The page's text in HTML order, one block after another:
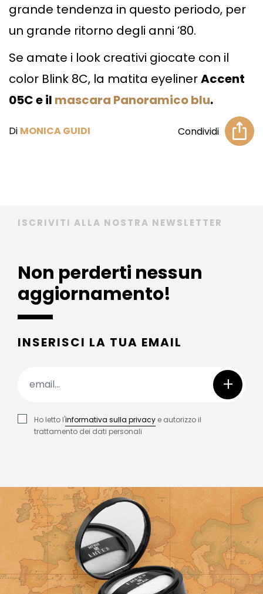
grande tendenza in questo periodo, per
un grande ritorno degli anni ’80.
Se amate i look creativi giocate con il
color Blink 8C, la matita eyelinerAccent
05C e il mascara Panoramico blu.
Di MONICA GUIDI Condividi
ISCRIVITI ALLA NOSTRA NEWSLETTER
Non perderti nessun
aggiornamento!
INSERISCI LA TUA EMAIL
+
Ho letto l'informativa sulla privacy e autorizzo il
trattamento dei dati personali